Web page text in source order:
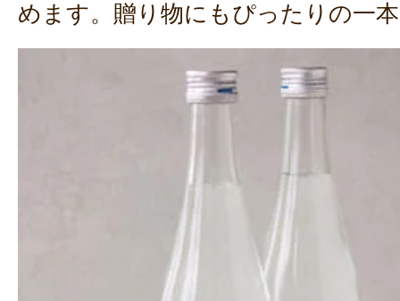
めます。贈り物にもぴったりの一